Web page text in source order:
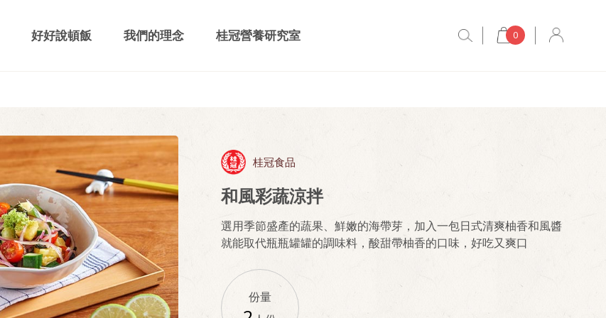
好好說頓飯 我們的理念 桂冠營養研究室 0
桂冠食品
和風彩蔬涼拌
選用季節盛產的蔬果、鮮嫩的海帶芽，加入一包日式清爽柚香和風醬
就能取代瓶瓶罐罐的調味料，酸甜帶柚香的口味，好吃又爽口
份量